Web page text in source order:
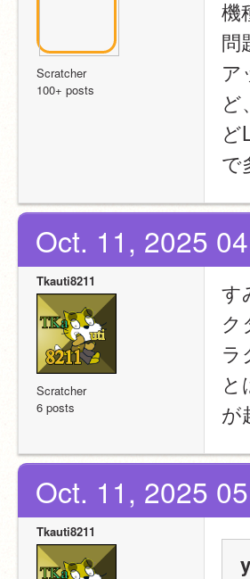
Scratcher
100+ posts
機
問
ア
ど
ど
で
Oct. 11, 2025
Tkauti8211
Scratcher
6 posts
す
ク
ラ
が
Oct. 11, 2025
Tkauti8211